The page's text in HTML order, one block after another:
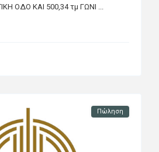
ΟΔΟ ΚΑΙ 500,34 τμ ΓΩΝΙ ...
Πώληση